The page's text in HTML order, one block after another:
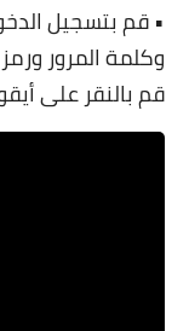
• قم بتسجيل
وكلمة المرور
قم بالنقر على